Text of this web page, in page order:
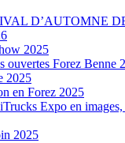
D’AUTOMNE
2025
ouvertes Forez Benne
2025
en Forez 2025
Expo en
2025